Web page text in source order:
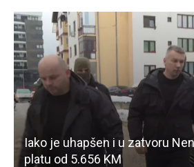
Iako je uhapšen i u zatvoru
platu od 5.656 KM